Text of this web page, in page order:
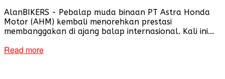
AlanBIKERS - Pebalap muda binaan PT Astra Honda
Motor (AHM) kembali menorehkan prestasi
membanggakan di ajang balap internasional. Kali ini...
Read more